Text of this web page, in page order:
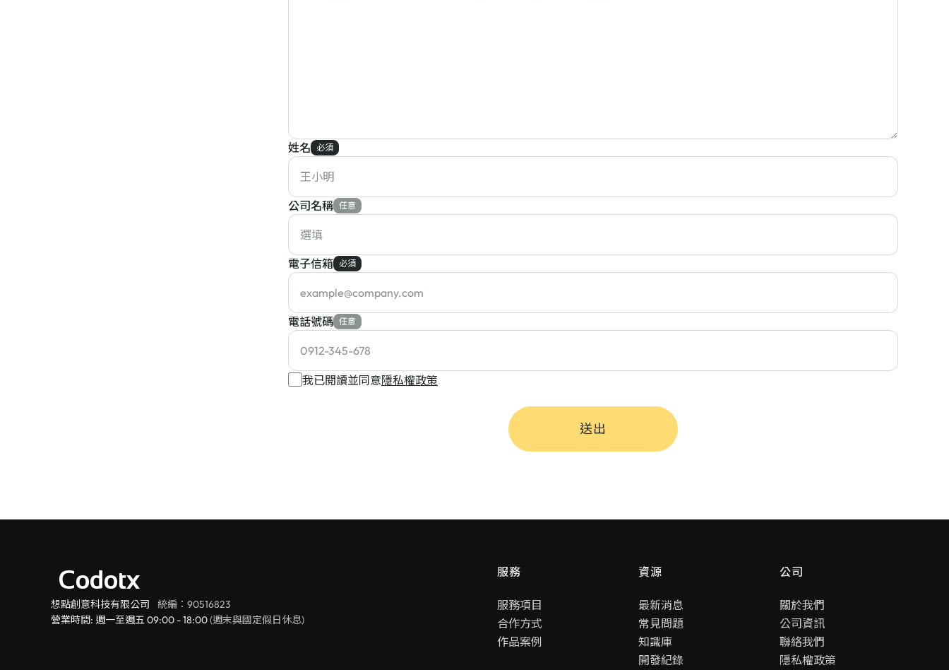
姓名 必須
公司名稱 任意
電子信箱 必須
電話號碼 任意
我已閱讀並同意隱私權政策
送出
Codotx
想點創意科技有限公司
統編：90516823
營業時間: 週一至週五 09:00 - 18:00(週末與國定假日休息)
服務
服務項目
合作方式
作品案例
資源
最新消息
常見問題
知識庫
開發紀錄
公司
關於我們
公司資訊
聯絡我們
隱私權政策